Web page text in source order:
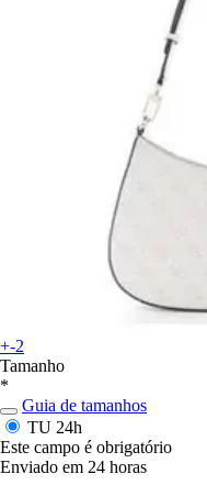
+-2
Tamanho
*
Guia de tamanhos
TU 24h
Este campo é obrigatório
Enviado em 24 horas